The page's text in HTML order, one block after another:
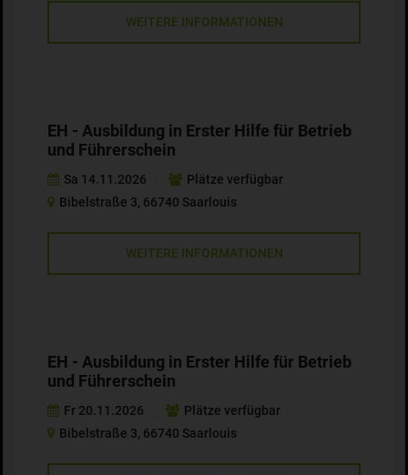
WEITERE INFORMATIONEN
EH - Ausbildung in Erster Hilfe für Betrieb
und Führerschein
Sa 14.11.2026
Plätze verfügbar
Bibelstraße 3, 66740 Saarlouis
WEITERE INFORMATIONEN
EH - Ausbildung in Erster Hilfe für Betrieb
und Führerschein
Fr 20.11.2026
Plätze verfügbar
Bibelstraße 3, 66740 Saarlouis